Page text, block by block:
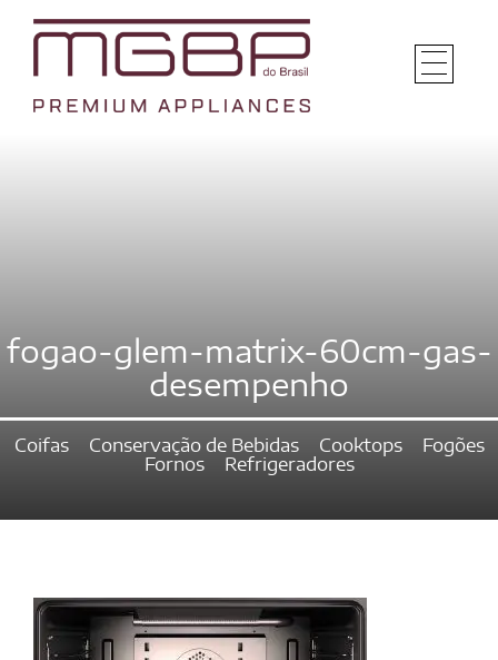
fogao-glem-matrix-60cm-gas-
desempenho
Coifas Conservação de Bebidas Cooktops
Fogões
Fornos
Refrigeradores